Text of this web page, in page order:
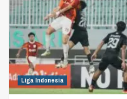
Liga Indonesia